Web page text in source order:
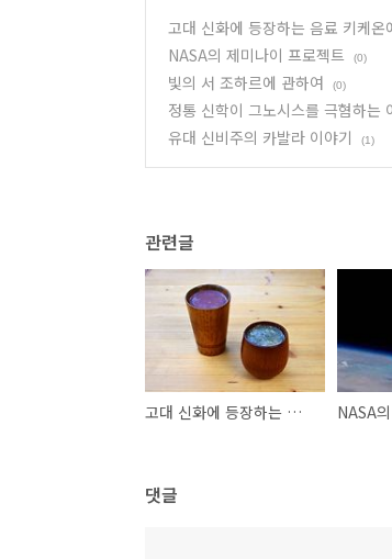
고대 신화에 등장하는 음료 키케온
NASA의 제미나이 프로젝트 (0)
빛의 서 조하르에 관하여 (0)
정통 신학이 그노시스를 극혐하는
유대 신비주의 카발라 이야기 (1)
관련글
고대 신화에 등장하는 음료 키케온에 관하여
댓글